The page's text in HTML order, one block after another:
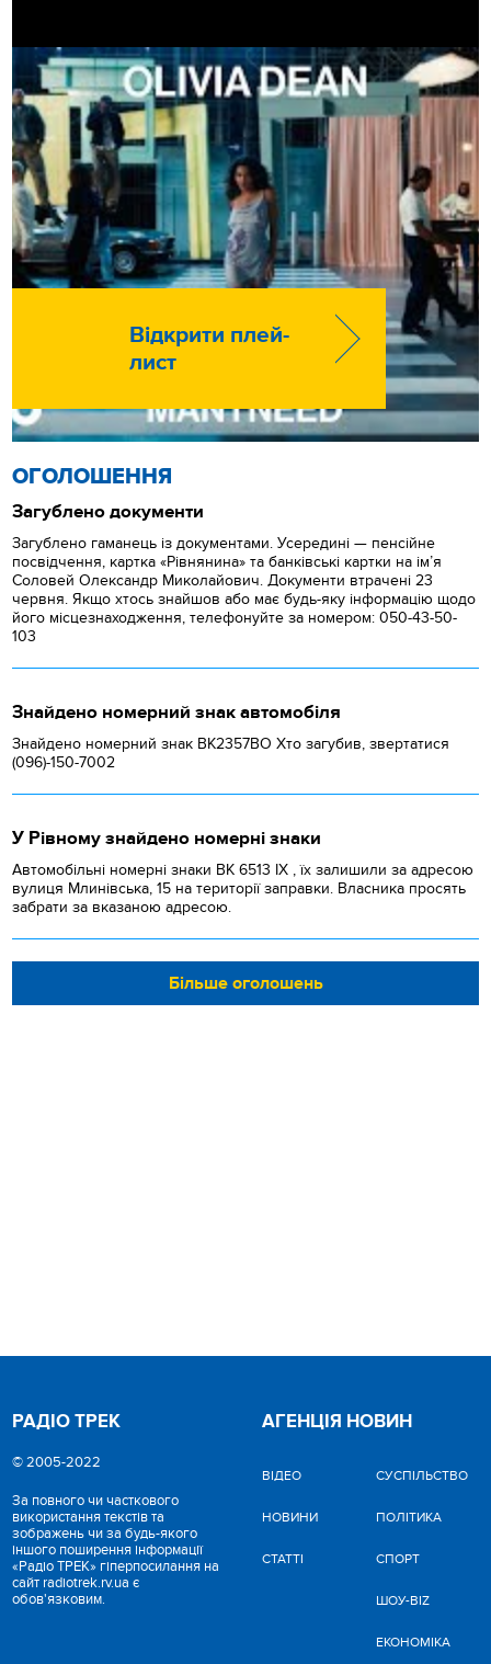
Відкрити плей-
лист
ОГОЛОШЕННЯ
Загублено документи
Загублено гаманець із документами. Усередині — пенсійне
посвідчення, картка «Рівнянина» та банківські картки на ім’я
Соловей Олександр Миколайович. Документи втрачені 23
червня. Якщо хтось знайшов або має будь-яку інформацію щодо
його місцезнаходження, телефонуйте за номером: 050-43-50-
103
Знайдено номерний знак автомобіля
Знайдено номерний знак ВК2357ВО Хто загубив, звертатися
(096)-150-7002
У Рівному знайдено номерні знаки
Автомобільні номерні знаки BK 6513 IX , їх залишили за адресою
вулиця Млинівська, 15 на території заправки. Власника просять
забрати за вказаною адресою.
Більше оголошень
РАДІО ТРЕК
© 2005-2022
За повного чи часткового
використання текстів та
зображень чи за будь-якого
іншого поширення інформації
«Радіо ТРЕК» гіперпосилання на
сайт radiotrek.rv.ua є
обов'язковим.
АГЕНЦІЯ НОВИН
ВІДЕО
НОВИНИ
СТАТТІ
CУСПІЛЬСТВО
ПОЛІТИКА
СПОРТ
ШОУ-BIZ
ЕКОНОМІКА